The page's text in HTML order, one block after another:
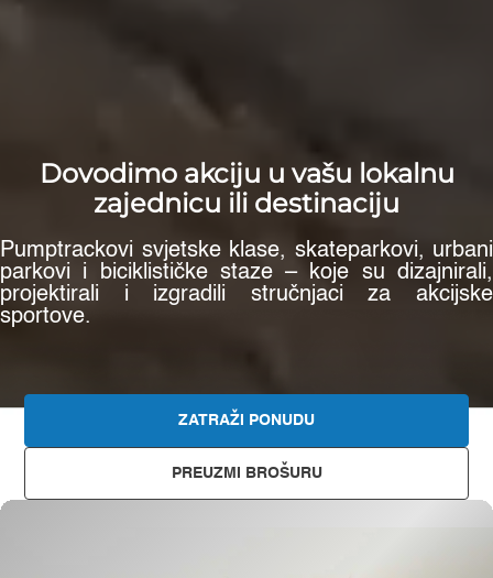
Dovodimo akciju u vašu lokalnu
zajednicu ili destinaciju
Pumptrackovi svjetske klase, skateparkovi, urbani
parkovi i biciklističke staze – koje su dizajnirali,
projektirali i izgradili stručnjaci za akcijske
sportove.
ZATRAŽI PONUDU
PREUZMI BROŠURU